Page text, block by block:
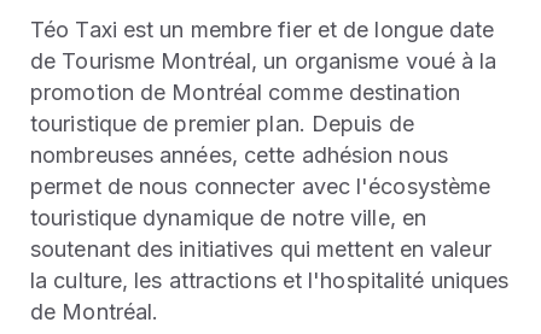
Téo Taxi est un membre fier et de longue date
de Tourisme Montréal, un organisme voué à la
promotion de Montréal comme destination
touristique de premier plan. Depuis de
nombreuses années, cette adhésion nous
permet de nous connecter avec l'écosystème
touristique dynamique de notre ville, en
soutenant des initiatives qui mettent en valeur
la culture, les attractions et l'hospitalité uniques
de Montréal.